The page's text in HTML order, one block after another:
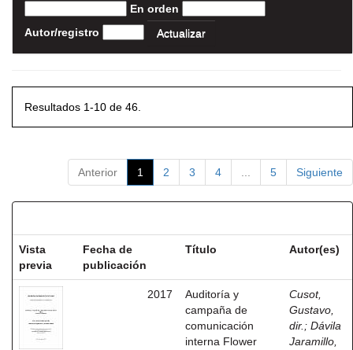
En orden
Autor/registro
Resultados 1-10 de 46.
Anterior 1 2 3 4 5 Siguiente
Vista
previa
Fecha de
publicación
Título Autor(es)
2017
Auditoría y
campaña de
comunicación
interna Flower
Cusot,
Gustavo,
dir. ; Dávila
Jaramillo,